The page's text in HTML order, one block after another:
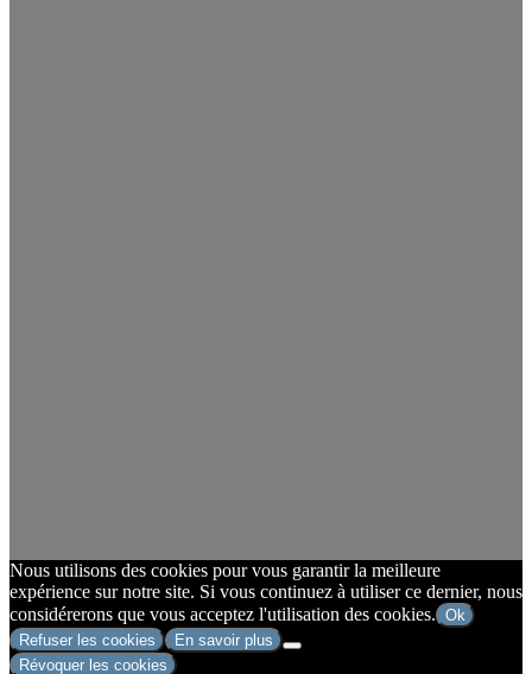
Nous utilisons des cookies pour vous garantir la meilleure
expérience sur notre site. Si vous continuez à utiliser ce dernier, nous
considérerons que vous acceptez l'utilisation des cookies. Ok
Refuser les cookies
En savoir plus
Révoquer les cookies